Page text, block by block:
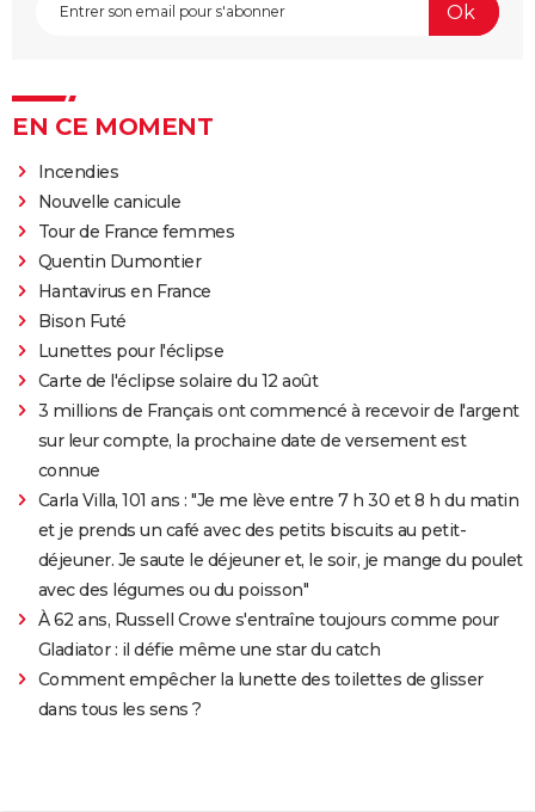
EN CE MOMENT
Incendies
Nouvelle canicule
Tour de France femmes
Quentin Dumontier
Hantavirus en France
Bison Futé
Lunettes pour l'éclipse
Carte de l'éclipse solaire du 12 août
3 millions de Français ont commencé à recevoir de l'argent
sur leur compte, la prochaine date de versement est
connue
Carla Villa, 101 ans : "Je me lève entre 7 h 30 et 8 h du matin
et je prends un café avec des petits biscuits au petit-
déjeuner. Je saute le déjeuner et, le soir, je mange du poulet
avec des légumes ou du poisson"
À 62 ans, Russell Crowe s'entraîne toujours comme pour
Gladiator : il défie même une star du catch
Comment empêcher la lunette des toilettes de glisser
dans tous les sens ?